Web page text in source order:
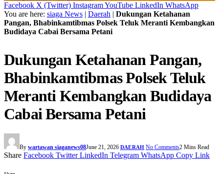
Facebook X (Twitter) InstagramYouTube LinkedIn WhatsApp
You are here: siaga News | Daerah | Dukungan Ketahanan
Pangan, Bhabinkamtibmas Polsek Teluk Meranti Kembangkan
Budidaya Cabai Bersama Petani
Dukungan Ketahanan Pangan,
Bhabinkamtibmas Polsek Teluk
Meranti Kembangkan Budidaya
Cabai Bersama Petani
By wartawan siaganews08June 21, 2026 DAERAH No Comments2 Mins Read
Share Facebook Twitter LinkedIn Telegram WhatsApp Copy Link